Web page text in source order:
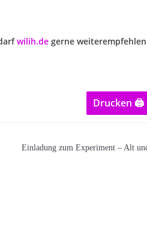
wilih.de gerne
Drucken 🖨
Einladung zum Experiment – Alt